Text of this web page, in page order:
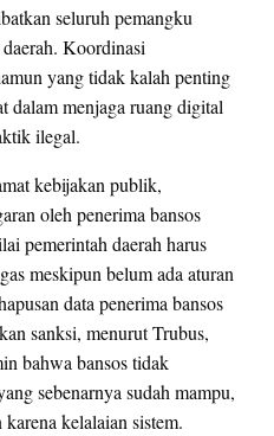
seluruh pemangku
Koordinasi
yang tidak kalah penting
dalam menjaga ruang digital
ilegal.
kebijakan publik,
oleh penerima bansos
pemerintah daerah harus
meskipun belum ada aturan
data penerima bansos
sanksi, menurut Trubus,
bahwa bansos tidak
sebenarnya sudah mampu,
kelalaian sistem.